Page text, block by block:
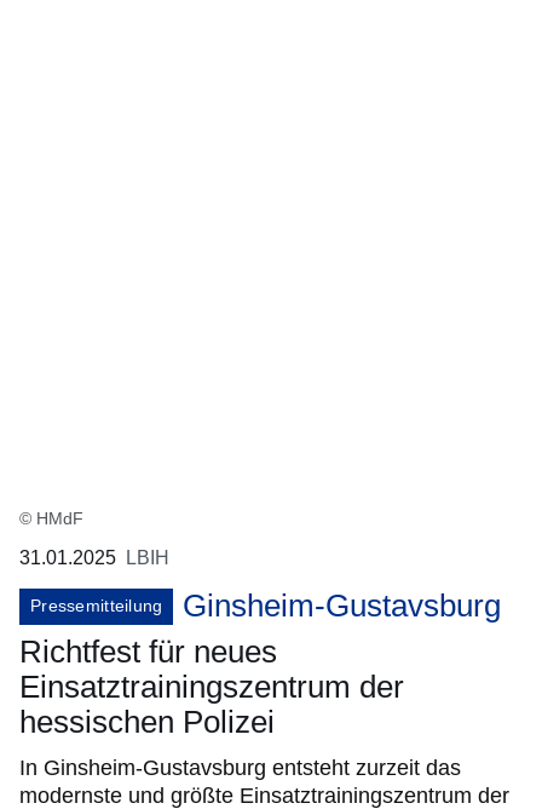
© HMdF
31.01.2025 LBIH
Pressemitteilung
Ginsheim-Gustavsburg
Richtfest für neues
Einsatztrainingszentrum der
hessischen Polizei
In Ginsheim-Gustavsburg entsteht zurzeit das
modernste und größte Einsatztrainingszentrum der